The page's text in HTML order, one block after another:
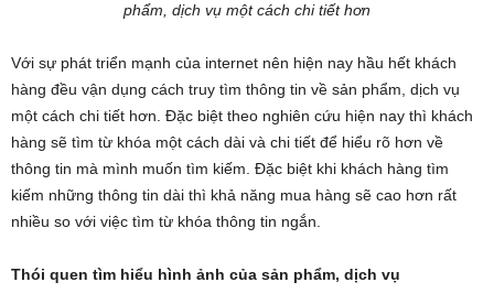
phẩm, dịch vụ một cách chi tiết hơn
Với sự phát triển mạnh của internet nên hiện nay hầu hết khách
hàng đều vận dụng cách truy tìm thông tin về sản phẩm, dịch vụ
một cách chi tiết hơn. Đặc biệt theo nghiên cứu hiện nay thì khách
hàng sẽ tìm từ khóa một cách dài và chi tiết để hiểu rõ hơn về
thông tin mà mình muốn tìm kiếm. Đặc biệt khi khách hàng tìm
kiếm những thông tin dài thì khả năng mua hàng sẽ cao hơn rất
nhiều so với việc tìm từ khóa thông tin ngắn.
Thói quen tìm hiểu hình ảnh của sản phẩm, dịch vụ